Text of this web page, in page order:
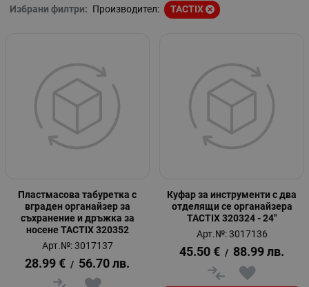
Избрани филтри: Производител: TACTIX
Пластмасова табуретка с
вграден органайзер за
съхранение и дръжка за
носене TACTIX 320352
Арт.№: 3017137
28.99 € / 56.70 лв.
Куфар за инструменти с два
отделящи се органайзера
TACTIX 320324 - 24"
Арт.№: 3017136
45.50 € / 88.99 лв.